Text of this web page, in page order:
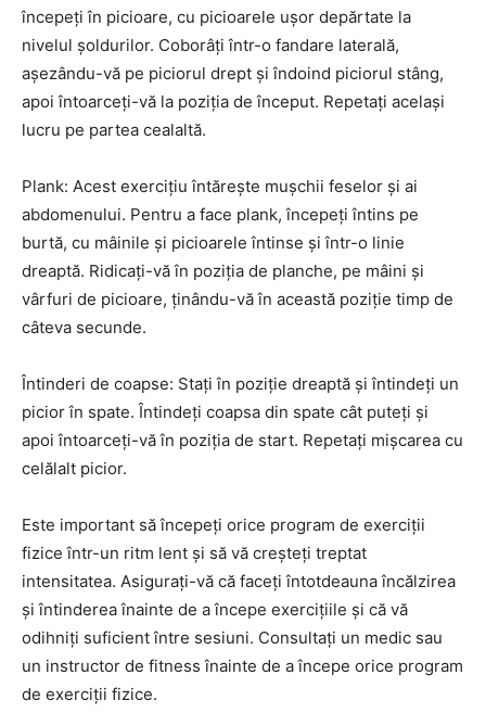
începeți în picioare, cu picioarele ușor depărtate la
nivelul șoldurilor. Coborâți într-o fandare laterală,
așezându-vă pe piciorul drept și îndoind piciorul stâng,
apoi întoarceți-vă la poziția de început. Repetați același
lucru pe partea cealaltă.
Plank: Acest exercițiu întărește mușchii feselor și ai
abdomenului. Pentru a face plank, începeți întins pe
burtă, cu mâinile și picioarele întinse și într-o linie
dreaptă. Ridicați-vă în poziția de planche, pe mâini și
vârfuri de picioare, ținându-vă în această poziție timp de
câteva secunde.
Întinderi de coapse: Stați în poziție dreaptă și întindeți un
picior în spate. Întindeți coapsa din spate cât puteți și
apoi întoarceți-vă în poziția de start. Repetați mișcarea cu
celălalt picior.
Este important să începeți orice program de exerciții
fizice într-un ritm lent și să vă creșteți treptat
intensitatea. Asigurați-vă că faceți întotdeauna încălzirea
și întinderea înainte de a începe exercițiile și că vă
odihniți suficient între sesiuni. Consultați un medic sau
un instructor de fitness înainte de a începe orice program
de exerciții fizice.